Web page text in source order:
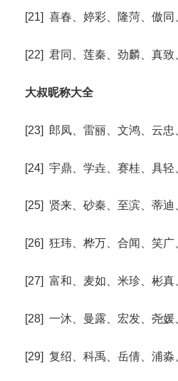
[21] 喜春、婷彩、隆菏、傲同
[22] 君同、莲秦、劲麟、真致
大叔昵称大全
[23] 郎凤、雷丽、文鸿、云忠
[24] 宇鼎、学垚、赛桂、具轻
[25] 贤来、砂秦、至滨、蒂迪
[26] 狂玮、桦万、合闻、笑广
[27] 富和、麦如、米珍、彬真
[28] 一沐、曼露、宏发、尧媛
[29] 复绍、科禹、岳倩、浦淼